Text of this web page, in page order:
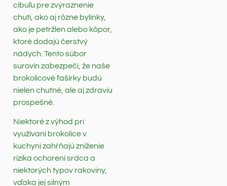
cibuľu pre zvýraznenie
chuti, ako aj rôzne bylinky,
ako je petržlen alebo kôpor,
ktoré dodajú čerstvý
nádych. Tento súbor
surovín zabezpečí, že naše
brokolicové fašírky budú
nielen chutné, ale aj zdraviu
prospešné.
Niektoré z výhod pri
využívaní brokolice v
kuchyni zahŕňajú zníženie
rizika ochorení srdca a
niektorých typov rakoviny,
vďaka jej silným